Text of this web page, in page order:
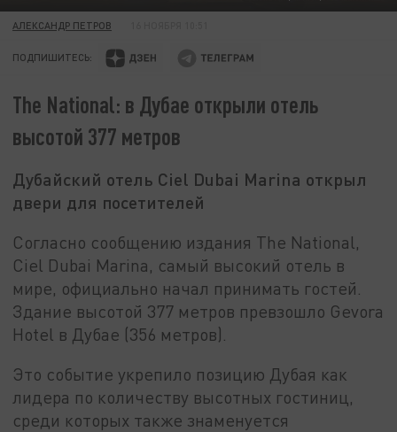
АЛЕКСАНДР ПЕТРОВ
ПОДПИШИТЕСЬ:
The National: в Дубае открыли отель
высотой 377 метров
Дубайский отель Ciel Dubai Marina открыл
двери для посетителей
Согласно сообщению издания The National,
Ciel Dubai Marina, самый высокий отель в
мире, официально начал принимать гостей.
Здание высотой 377 метров превзошло Gevora
Hotel в Дубае (356 метров).
Это событие укрепило позицию Дубая как
лидера по количеству высотных гостиниц,
среди которых также знаменуется